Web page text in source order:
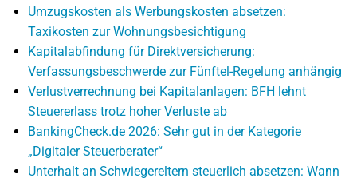
Umzugskosten als Werbungskosten absetzen:
Taxikosten zur Wohnungsbesichtigung
Kapitalabfindung für Direktversicherung:
Verfassungsbeschwerde zur Fünftel-Regelung anhängig
Verlustverrechnung bei Kapitalanlagen: BFH lehnt
Steuererlass trotz hoher Verluste ab
BankingCheck.de 2026: Sehr gut in der Kategorie
„Digitaler Steuerberater“
Unterhalt an Schwiegereltern steuerlich absetzen: Wann